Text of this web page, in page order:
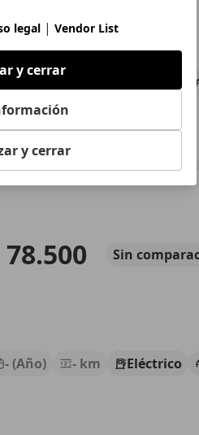
- (Año)
78.500 Sin
- (Año) - km Eléctrico
legal | Vendor List
y cerrar
y cerrar